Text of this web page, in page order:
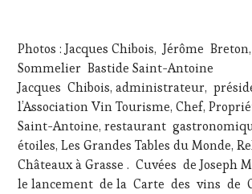
INVITATIONS
&
DÉGUSTATIONS,
WINE
TASTING,
JEU,
MASTERCLASS,
MÉDIAS,
PRESSE
ÉCRITE,
2026
Photos : Jacques Chibois, Jérôme
Sommelier Bastide Saint-Antoine
Jacques Chibois, administrateur,
l’Association Vin Tourisme, Chef,
Saint-Antoine, restaurant
étoiles, Les Grandes Tables du Monde,
Châteaux à Grasse . Cuvées de Joseph
le lancement de la Carte des vins de